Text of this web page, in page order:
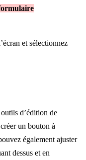
et sélectionnez
d’édition de
un bouton à
également ajuster
dessus et en